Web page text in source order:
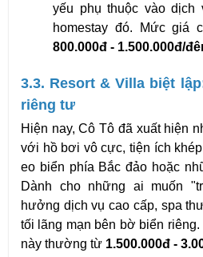
yếu phụ thuộc vào dịch
800.000đ - 1.500.000đ/
3.3. Resort & Villa biệt
riêng tư
Hiện nay, Cô Tô đã xuất hiện
với hồ bơi vô cực, tiện ích
eo biển phía Bắc đảo hoặc
Dành cho những ai muốn
hưởng dịch vụ cao cấp, spa
tối lãng mạn bên bờ biển
này thường từ 1.500.000đ -